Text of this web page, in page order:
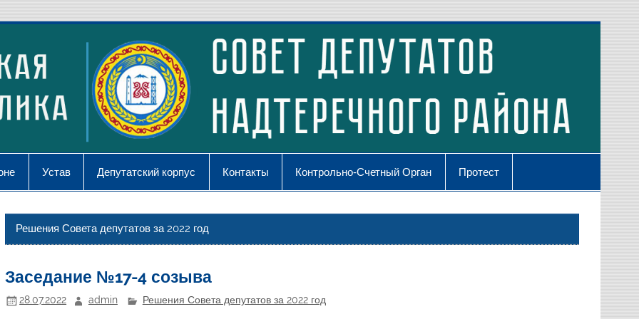
Устав Депутатский корпус Контакты Контрольно-Счетный Орган Протест
Решения Совета депутатов за 2022 год
Заседание №17-4 созыва
28.07.2022 admin Решения Совета депутатов за 2022 год